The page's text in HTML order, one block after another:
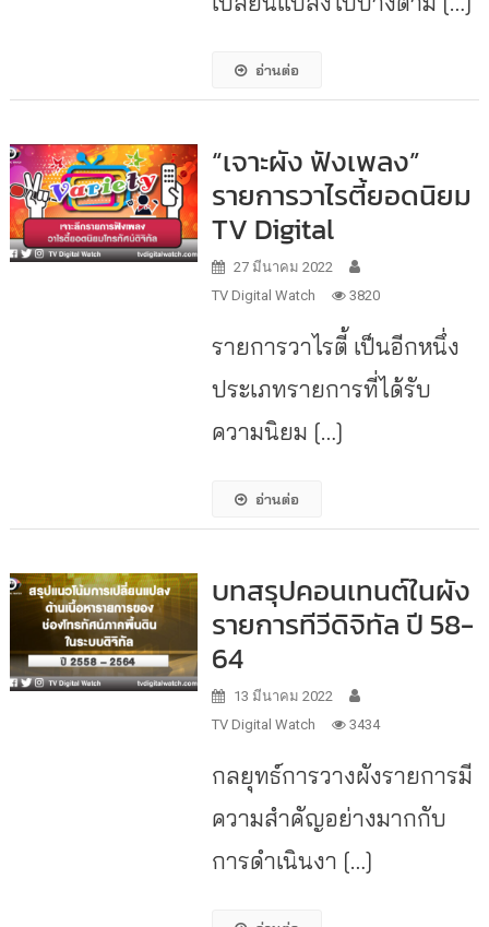
อ่านต่อ
“เจาะผัง ฟังเพลง”
รายการวาไรตี้ยอดนิยม
TV Digital
27 มีนาคม 2022
TV Digital Watch
3820
รายการวาไรตี้ เป็นอีกหนึ่ง
ประเภทรายการที่ได้รับ
ความนิยม […]
อ่านต่อ
บทสรุปคอนเทนต์ในผัง
รายการทีวีดิจิทัล ปี 58-
64
13 มีนาคม 2022
TV Digital Watch
3434
กลยุทธ์การวางผังรายการมี
ความสำคัญอย่างมากกับ
การดำเนินงา […]